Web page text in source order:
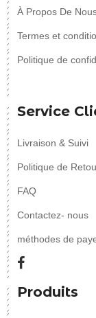
À Propos De
Termes et
Politique de
Service
Livraison & Suivi
Politique de
FAQ
Contactez- nous
méthodes de
Produits